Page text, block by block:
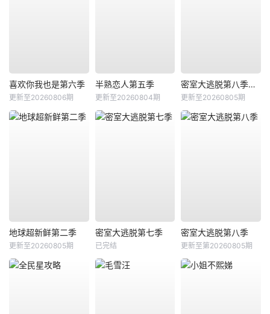
喜欢你我也是第六季
更新至20260806期
半熟恋人第五季
更新至20260804期
密室大逃脱第八季大神版
更新至20260805期
地球超新鲜第二季
更新至20260805期
密室大逃脱第七季
已完结
密室大逃脱第八季
更新至第20260805期